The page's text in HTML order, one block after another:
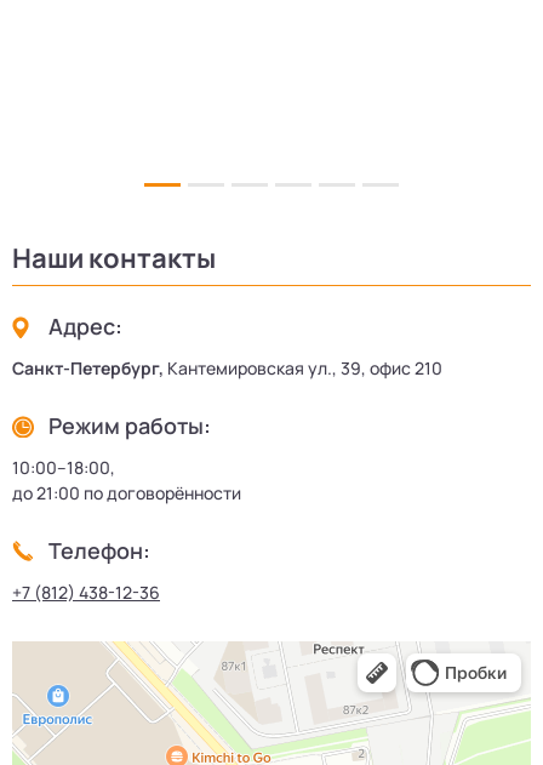
Наши контакты
Адрес:
Санкт-Петербург, Кантемировская ул., 39, офис 210
Режим работы:
10:00–18:00,
до 21:00 по договорённости
Телефон:
+7 (812) 438-12-36